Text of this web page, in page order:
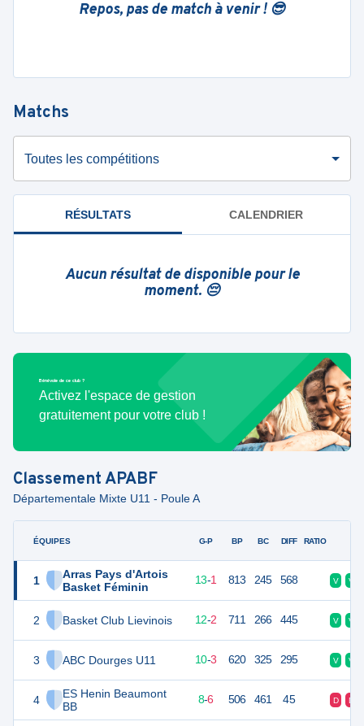
Repos, pas de match à venir ! 😎
Matchs
Toutes les compétitions
RÉSULTATS CALENDRIER
Aucun résultat de disponible pour le
moment. 😔
Bénévole de ce club ?
Activez l'espace de gestion
gratuitement pour votre club !
ClassementAPABF
Départementale Mixte U11 - Poule A
ÉQUIPES
1
Arras Pays d'Artois
Basket Féminin
2 Basket Club Lievinois
3 ABC Dourges U11
4
ES Henin Beaumont
BB
G-P BP BC DIFF RATIO
54 13-1 813 245 568 V V
52 14 12-2 711 266 445 V V
46 10-3 620 325 295 V V
44 8-6 506 461 45 D D